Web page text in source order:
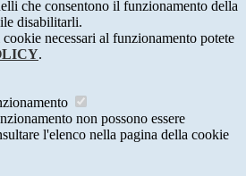
che consentono il funzionamento della
disabilitarli.
necessari al funzionamento potete
.
non possono essere
l'elenco nella pagina della cookie